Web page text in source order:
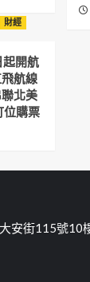
財經
起開航
航線
北美
位購票
安街115號